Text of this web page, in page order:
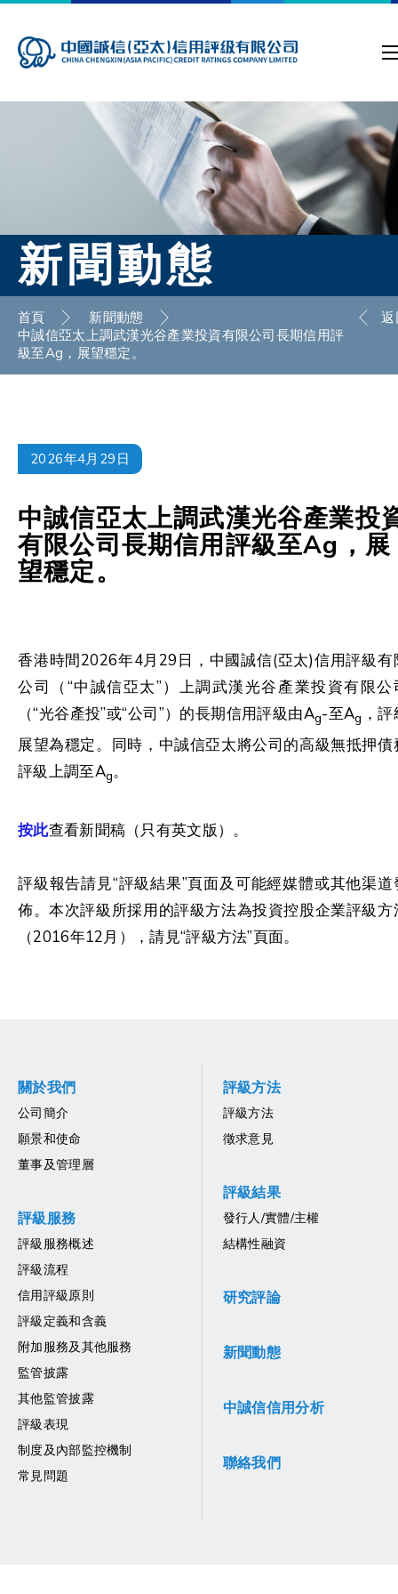
新聞動態
首頁
新聞動態
中誠信亞太上調武漢光谷產業投資有限公司長期信用評
級至Ag，展望穩定。
2026年4月29日
中誠信亞太上調武漢光谷產業投
有限公司長期信用評級至Ag，展
望穩定。
香港時間2026年4月29日，中國誠信(亞太)信用評級有
公司（“中誠信亞太”）上調武漢光谷產業投資有限公
（“光谷產投”或“公司”）的長期信用評級由Ag-至Ag ，
展望為穩定。同時，中誠信亞太將公司的高級無抵押債
評級上調至Ag。
按此查看新聞稿（只有英文版）。
評級報告請見“評級結果”頁面及可能經媒體或其他渠道
佈。本次評級所採用的評級方法為投資控股企業評級方
（2016年12月），請見“評級方法”頁面。
關於我們
公司簡介
願景和使命
董事及管理層
評級服務
評級服務概述
評級流程
信用評級原則
評級定義和含義
附加服務及其他服務
監管披露
其他監管披露
評級表現
制度及內部監控機制
常見問題
評級方法
評級方法
徵求意見
評級結果
發行人/實體/主權
結構性融資
研究評論
新聞動態
中誠信信用分析
聯絡我們